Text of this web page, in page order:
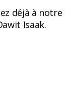
déjà à notre
Isaak.